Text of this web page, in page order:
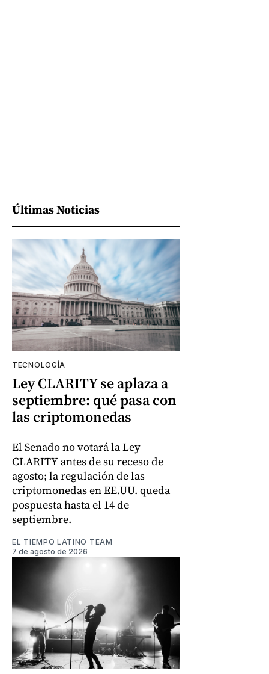
Últimas Noticias
TECNOLOGÍA
Ley CLARITY se aplaza a
septiembre: qué pasa con
las criptomonedas
El Senado no votará la Ley
CLARITY antes de su receso de
agosto; la regulación de las
criptomonedas en EE.UU. queda
pospuesta hasta el 14 de
septiembre.
EL TIEMPO LATINO TEAM
7 de agosto de 2026